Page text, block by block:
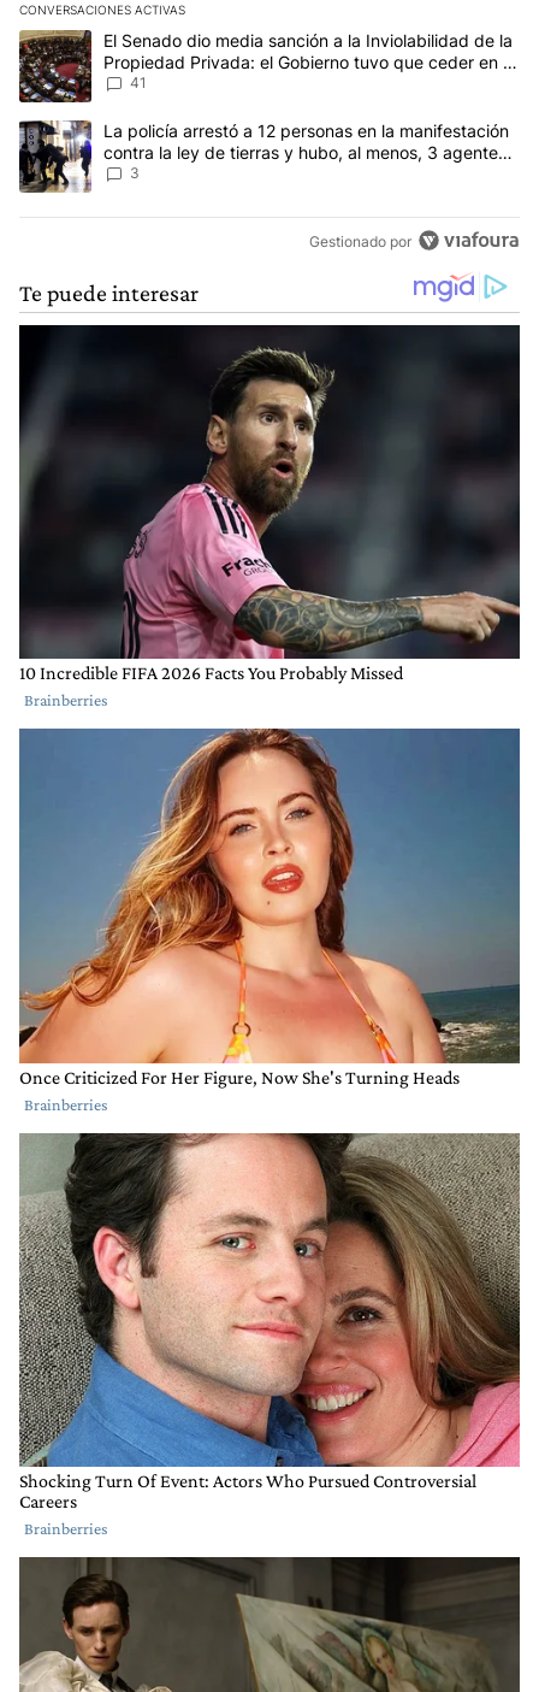
CONVERSACIONES ACTIVAS
Este listado muestra los artículos con más comentarios en los
Un artículo de tendencia con el título "El Senado dio media
El Senado dio media sanción a la Inviolabilidad de la
Propiedad Privada: el Gobierno tuvo que ceder en la
Ley del Manejo del Fuego
41
Un artículo de tendencia con el título "La policía arrestó a 12
La policía arrestó a 12 personas en la manifestación
contra la ley de tierras y hubo, al menos, 3 agentes
heridos
3
Gestionado por